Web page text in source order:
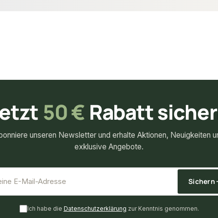
50 € Rabatt
unseren Newsletter und erhalte Aktionen, Neuigkeiten
exklusive Angebote.
Sichern
Ich habe die Datenschutzerklärung zur Kenntnis genommen.